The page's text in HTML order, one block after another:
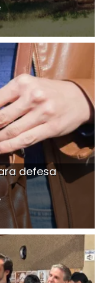
defesa